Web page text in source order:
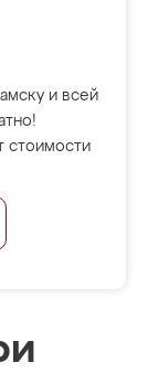
и всей
стоимости